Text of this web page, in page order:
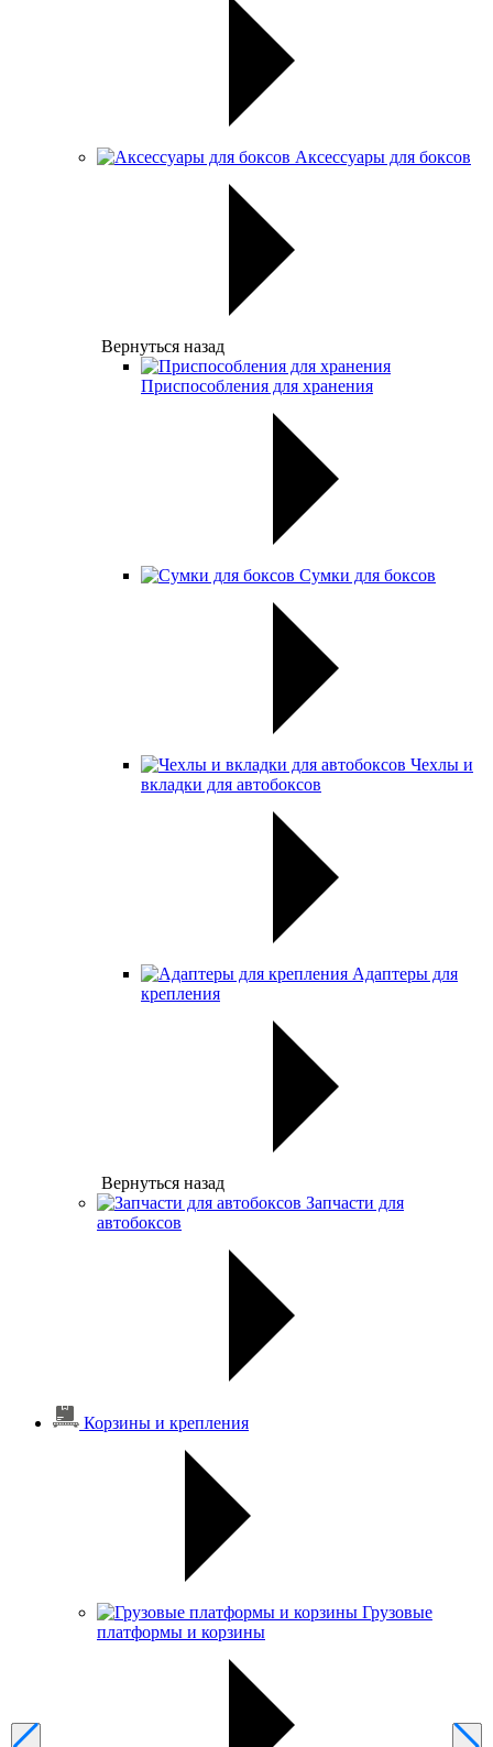
Аксессуары для боксов
Вернуться назад
Приспособления для хранения
Сумки для боксов
Чехлы и
вкладки для автобоксов
Адаптеры для
крепления
Вернуться назад
Запчасти для
автобоксов
Корзины и крепления
Грузовые
платформы и корзины